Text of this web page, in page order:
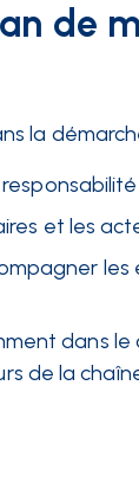
de
la
et les
les
dans le
de la